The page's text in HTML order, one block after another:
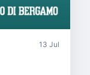
13 Jul